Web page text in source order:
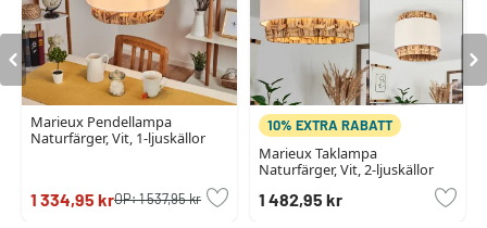
Marieux Pendellampa
Naturfärger, Vit, 1-ljuskällor
1 334,95 krOP:1 537,95 kr
10% EXTRA RABATT
Marieux Taklampa
Naturfärger, Vit, 2-ljuskällor
1 482,95 kr